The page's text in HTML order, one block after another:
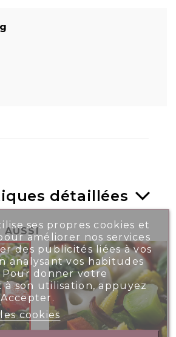
détaillées
AUSSI
ses propres cookies et
améliorer nos services
des publicités liées à vos
analysant vos habitudes
Pour donner votre
à son utilisation, appuyez
cookies